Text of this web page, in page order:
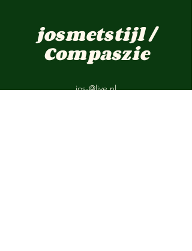
josmetstijl /
Compaszie
jos-@live.nl